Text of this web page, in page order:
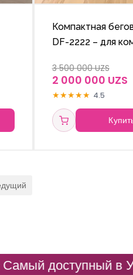
Компактная
DF-2222 – для
3 500 000 UZS
2 000 000 UZS
★★★★★ 4.5
в Узбекистане